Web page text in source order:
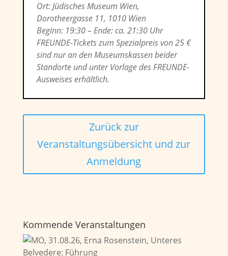
Ort: Jüdisches Museum Wien,
Dorotheergasse 11, 1010 Wien
Beginn: 19:30 – Ende: ca. 21:30 Uhr
FREUNDE-Tickets zum Spezialpreis von 25 €
sind nur an den Museumskassen beider
Standorte und unter Vorlage des FREUNDE-
Ausweises erhältlich.
Zurück zur
Veranstaltungsübersicht und zur
Anmeldung
Kommende Veranstaltungen